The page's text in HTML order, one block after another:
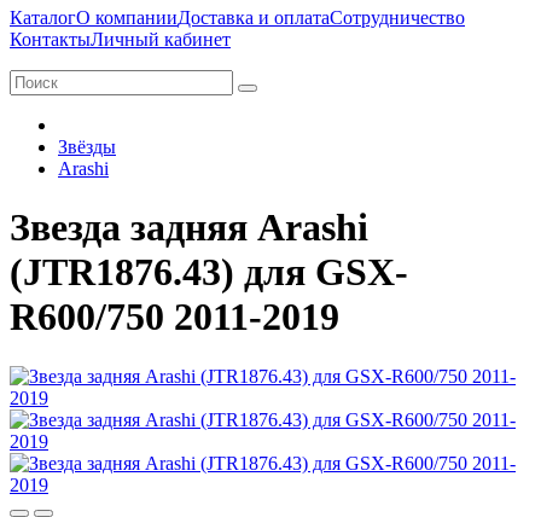
КаталогО компанииДоставка и оплатаСотрудничество
КонтактыЛичный кабинет
Звёзды
Arashi
Звезда задняя Arashi
(JTR1876.43) для GSX-
R600/750 2011-2019